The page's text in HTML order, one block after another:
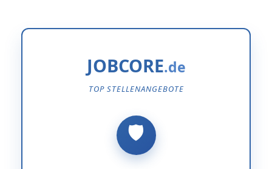
JOBCORE
TOP STELLENANGEBOTE